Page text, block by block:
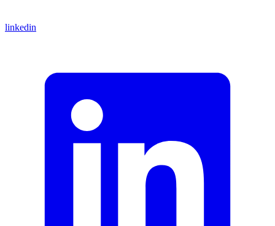
linkedin